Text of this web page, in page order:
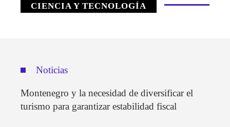
CIENCIA Y TECNOLOGÍA
Noticias
Montenegro y la necesidad de diversificar el
turismo para garantizar estabilidad fiscal